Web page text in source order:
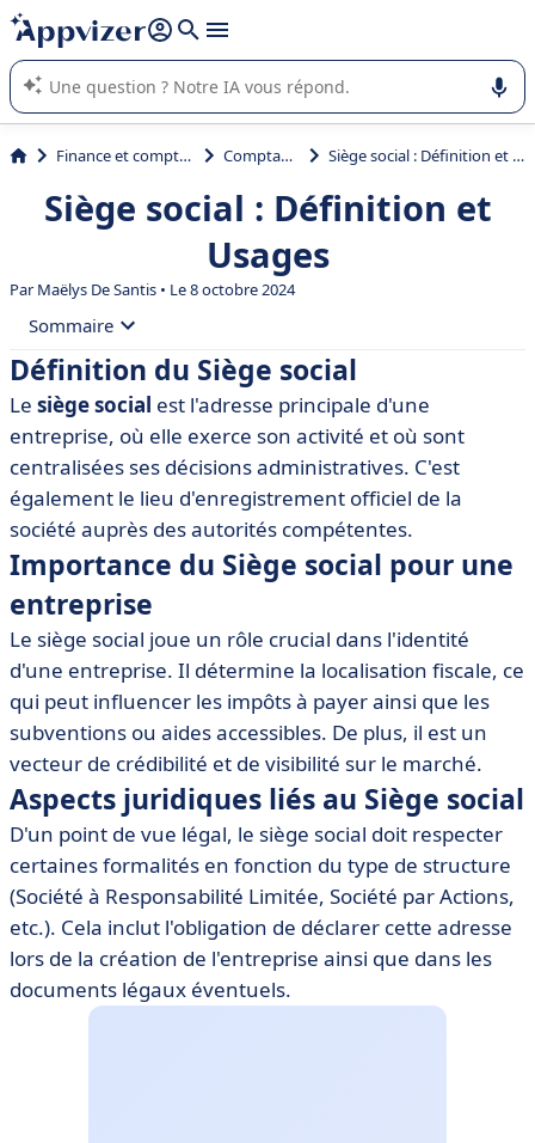
répondre (plusieurs lignes avec
L'IA de Appvizer vous guide dans l'utilisation ou la sélection de
logiciel SaaS en entreprise.
Finance et comptabilité Comptabilité Siège social : Définition et Usages
Siège social : Définition et
Usages
ParMaëlys De Santis • Le 8 octobre 2024
Sommaire
• Définition du Siège social
• Importance du Siège social pour une entreprise
• Aspects juridiques liés au Siège social
• Rôle du Siège social dans l'organisation d'une
entreprise
• Choix du Siège social : facteurs à considérer
• Outils et logiciels de gestion liés au Siège social
• Conclusion sur le Siège social
Définition du Siège social
Le siège social est l'adresse principale d'une
entreprise, où elle exerce son activité et où sont
centralisées ses décisions administratives. C'est
également le lieu d'enregistrement officiel de la
société auprès des autorités compétentes.
Importance du Siège social pour une
entreprise
Le siège social joue un rôle crucial dans l'identité
d'une entreprise. Il détermine la localisation fiscale, ce
qui peut influencer les impôts à payer ainsi que les
subventions ou aides accessibles. De plus, il est un
vecteur de crédibilité et de visibilité sur le marché.
Aspects juridiques liés au Siège social
D'un point de vue légal, le siège social doit respecter
certaines formalités en fonction du type de structure
(Société à Responsabilité Limitée, Société par Actions,
etc.). Cela inclut l'obligation de déclarer cette adresse
lors de la création de l'entreprise ainsi que dans les
documents légaux éventuels.